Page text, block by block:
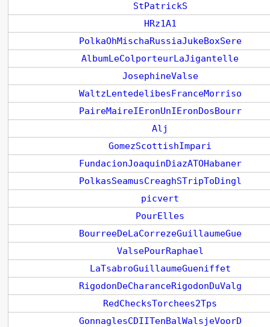
StPatrickS
HRz1A1
PolkaOhMischaRussiaJukeBoxSere
AlbumLeColporteurLaJigantelle
JosephineValse
WaltzLentedelibesFranceMorriso
PaireMaireIEronUnIEronDosBourr
Alj
GomezScottishImpari
FundacionJoaquinDiazATOHabaner
PolkasSeamusCreaghSTripToDingl
picvert
PourElles
BourreeDeLaCorrezeGuillaumeGue
ValsePourRaphael
LaTsabroGuillaumeGueniffet
RigodonDeCharanceRigodonDuValg
RedChecksTorchees2Tps
GonnaglesCDIITenBalWalsjeVoorD